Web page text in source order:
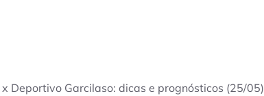
Deportivo Garcilaso: dicas e prognósticos (25/05)